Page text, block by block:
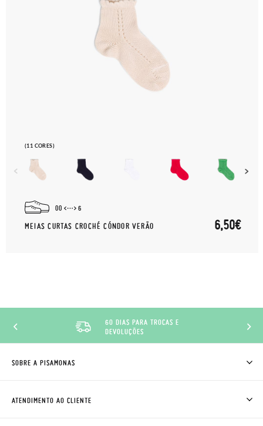
(11 CORES)
00 6
MEIAS CURTAS CROCHÉ CÓNDOR VERÃO 6,50€
60 DIAS PARA TROCAS E
DEVOLUÇÕES
SOBRE A PISAMONAS
ATENDIMENTO AO CLIENTE